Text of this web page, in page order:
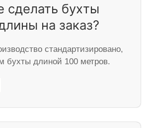
сделать бухты
на заказ?
стандартизировано,
бухты длиной 100 метров.